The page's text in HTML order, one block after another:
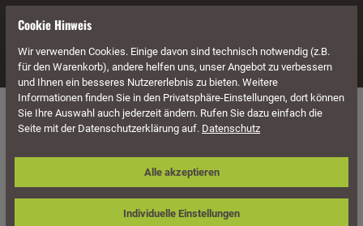
Navigation
Häuser & Pavillons Pavillons
Skan Holz Brüstung 180 x 84 cm,
Deckelschalung, für Pavillon Colmar
Cookie Hinweis
Wir verwenden Cookies. Einige davon sind technisch notwendig (z.B.
für den Warenkorb), andere helfen uns, unser Angebot zu verbessern
und Ihnen ein besseres Nutzererlebnis zu bieten. Weitere
Informationen finden Sie in den Privatsphäre-Einstellungen, dort können
Sie Ihre Auswahl auch jederzeit ändern. Rufen Sie dazu einfach die
Seite mit der Datenschutzerklärung auf. Datenschutz
Individuelle Einstellungen
Alle akzeptieren